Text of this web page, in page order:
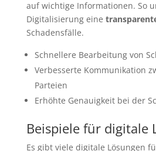
auf wichtige Informationen. So
Digitalisierung eine
Schadensfälle.
Schnellere Bearbeitung von
Verbesserte Kommunikation
Parteien
Erhöhte Genauigkeit bei der
Beispiele für digitale
Es gibt viele digitale Lösungen